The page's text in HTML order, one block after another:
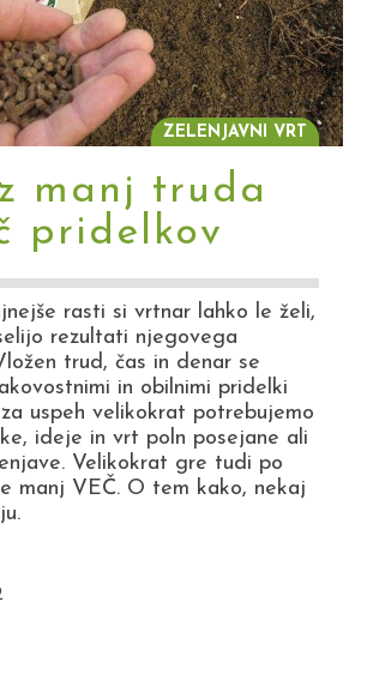
ZELENJAVNI VRT
manj truda
pridelkov
rasti si vrtnar lahko le želi,
rezultati njegovega
trud, čas in denar se
in obilnimi pridelki
uspeh velikokrat potrebujemo
ideje in vrt poln posejane ali
Velikokrat gre tudi po
manj VEČ. O tem kako, nekaj